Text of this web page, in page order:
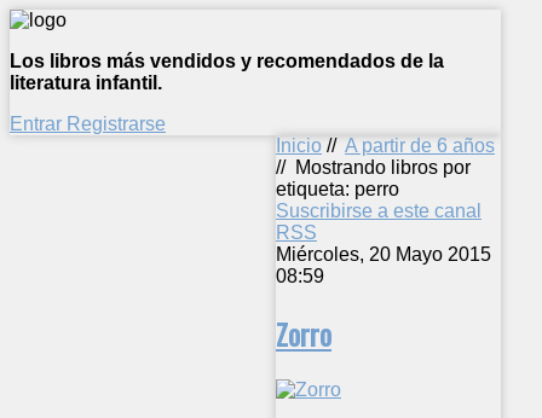
Los libros más vendidos y recomendados de la
literatura infantil.
Entrar Registrarse
Inicio // A partir de 6 años
// Mostrando libros por
etiqueta: perro
Suscribirse a este canal
RSS
Miércoles, 20 Mayo 2015
08:59
Zorro